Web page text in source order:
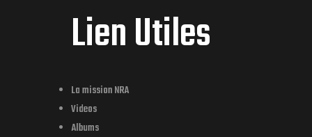
Lien Utiles
La mission NRA
Videos
Albums